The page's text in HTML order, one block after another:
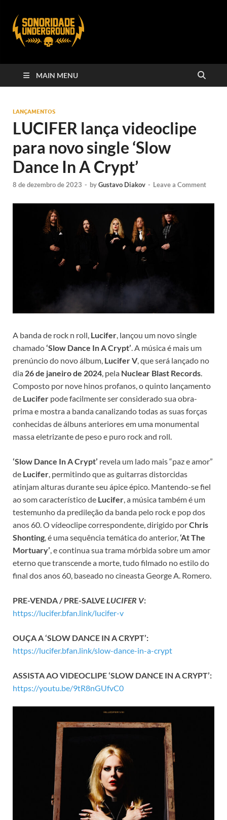
MAIN MENU
LANÇAMENTOS
LUCIFER lança videoclipe
para novo single ‘Slow
Dance In A Crypt’
8 de dezembro de 2023 - byGustavo Diakov - Leave a Comment
A banda de rock n roll, Lucifer, lançou um novo single
chamado‘Slow Dance In A Crypt’. A música é mais um
prenúncio do novo álbum, Lucifer V, que será lançado no
dia 26 de janeiro de 2024, pela Nuclear Blast Records.
Composto por nove hinos profanos, o quinto lançamento
de Lucifer pode facilmente ser considerado sua obra-
prima e mostra a banda canalizando todas as suas forças
conhecidas de álbuns anteriores em uma monumental
massa eletrizante de peso e puro rock and roll.
‘Slow Dance In A Crypt’ revela um lado mais “paz e amor”
de Lucifer, permitindo que as guitarras distorcidas
atinjam alturas durante seu ápice épico. Mantendo-se fiel
ao som característico de Lucifer, a música também é um
testemunho da predileção da banda pelo rock e pop dos
anos 60. O vídeoclipe correspondente, dirigido porChris
Shonting, é uma sequência temática do anterior,‘At The
Mortuary’, e continua sua trama mórbida sobre um amor
eterno que transcende a morte, tudo filmado no estilo do
final dos anos 60, baseado no cineasta George A. Romero.
PRE-VENDA / PRE-SALVELUCIFER V:
https://lucifer.bfan.link/lucifer-v
OUÇA A ‘SLOW DANCE IN A CRYPT’:
https://lucifer.bfan.link/slow-dance-in-a-crypt
ASSISTA AO VIDEOCLIPE ‘SLOW DANCE IN A CRYPT’:
https://youtu.be/9tR8nGUfvC0